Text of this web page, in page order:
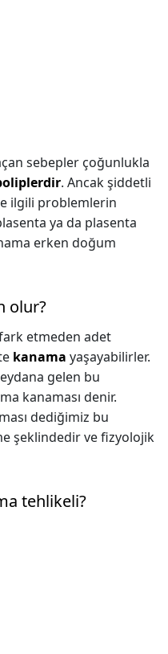
sebepler çoğunlukla
. Ancak şiddetli
ilgili problemlerin
ya da plasenta
erken doğum
olur?
fark etmeden adet
kanama yaşayabilirler.
gelen bu
kanaması denir.
dediğimiz bu
şeklindedir ve fizyolojik
tehlikeli?